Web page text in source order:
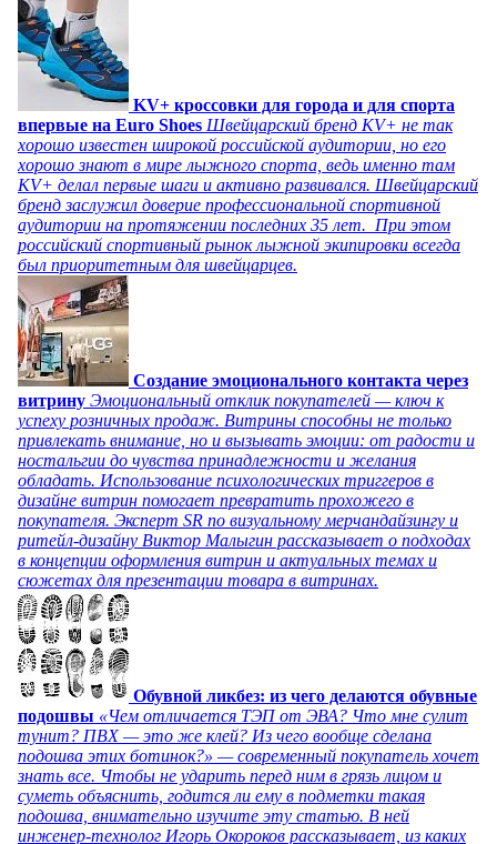
KV+ кроссовки для города и для спорта
впервые на Euro Shoes Швейцарский бренд KV+ не так
хорошо известен широкой российской аудитории, но его
хорошо знают в мире лыжного спорта, ведь именно там
KV+ делал первые шаги и активно развивался. Швейцарский
бренд заслужил доверие профессиональной спортивной
аудитории на протяжении последних 35 лет. При этом
российский спортивный рынок лыжной экипировки всегда
был приоритетным для швейцарцев.
Создание эмоционального контакта через
витрину Эмоциональный отклик покупателей — ключ к
успеху розничных продаж. Витрины способны не только
привлекать внимание, но и вызывать эмоции: от радости и
ностальгии до чувства принадлежности и желания
обладать. Использование психологических триггеров в
дизайне витрин помогает превратить прохожего в
покупателя. Эксперт SR по визуальному мерчандайзингу и
ритейл-дизайну Виктор Малыгин рассказывает о подходах
в концепции оформления витрин и актуальных темах и
сюжетах для презентации товара в витринах.
Обувной ликбез: из чего делаются обувные
подошвы «Чем отличается ТЭП от ЭВА? Что мне сулит
тунит? ПВХ — это же клей? Из чего вообще сделана
подошва этих ботинок?» — современный покупатель хочет
знать все. Чтобы не ударить перед ним в грязь лицом и
суметь объяснить, годится ли ему в подметки такая
подошва, внимательно изучите эту статью. В ней
инженер-технолог Игорь Окороков рассказывает, из каких